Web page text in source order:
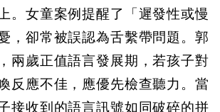
。女童案例提醒了「遲發性或慢
，卻常被誤認為舌繫帶問題。郭
兩歲正值語言發展期，若孩子對
反應不佳，應優先檢查聽力。當
接收到的語言訊號如同破碎的拼